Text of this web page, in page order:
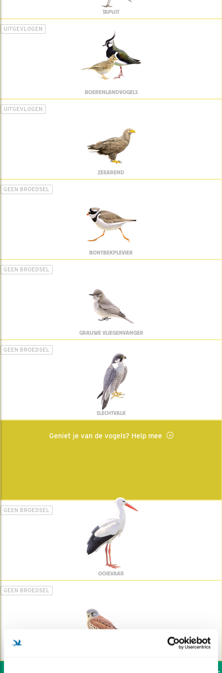
TAPUIT
UITGEVLOGEN
BOERENLANDVOGELS
UITGEVLOGEN
ZEEAREND
GEEN BROEDSEL
BONTBEKPLEVIER
GEEN BROEDSEL
GRAUWE VLIEGENVANGER
GEEN BROEDSEL
SLECHTVALK
Geniet je van de vogels? Help mee
GEEN BROEDSEL
OOIEVAAR
GEEN BROEDSEL